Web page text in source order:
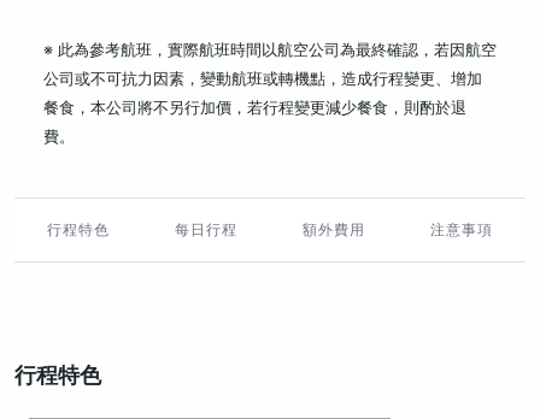
※ 此為參考航班，實際航班時間以航空公司為最終確認，若因航空
公司或不可抗力因素，變動航班或轉機點，造成行程變更、增加
餐食，本公司將不另行加價，若行程變更減少餐食，則酌於退
費。
行程特色 每日行程 額外費用 注意事項
行程特色